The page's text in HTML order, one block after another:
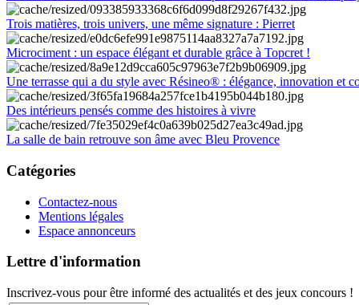
Trois matières, trois univers, une même signature : Pierret
Microciment : un espace élégant et durable grâce à Topcret !
Une terrasse qui a du style avec Résineo® : élégance, innovation et
Des intérieurs pensés comme des histoires à vivre
La salle de bain retrouve son âme avec Bleu Provence
Catégories
Contactez-nous
Mentions légales
Espace annonceurs
Lettre d'information
Inscrivez-vous pour être informé des actualités et des jeux concours !